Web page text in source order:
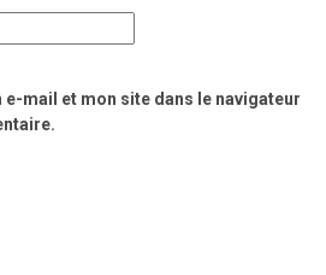
mail et mon site dans le navigateur